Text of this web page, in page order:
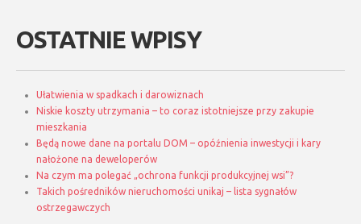
OSTATNIE WPISY
Ułatwienia w spadkach i darowiznach
Niskie koszty utrzymania – to coraz istotniejsze przy zakupie
mieszkania
Będą nowe dane na portalu DOM – opóźnienia inwestycji i kary
nałożone na deweloperów
Na czym ma polegać „ochrona funkcji produkcyjnej wsi”?
Takich pośredników nieruchomości unikaj – lista sygnałów
ostrzegawczych